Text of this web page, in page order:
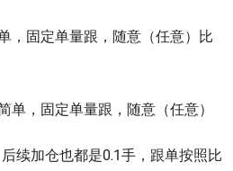
，固定单量跟，随意（任意）比
单，固定单量跟，随意（任意）
续加仓也都是0.1手，跟单按照比